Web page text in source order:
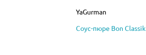
YaGurman
Соус-пюре Bon Classik